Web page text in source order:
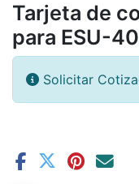
Tarjeta de
para ESU-
Solicitar